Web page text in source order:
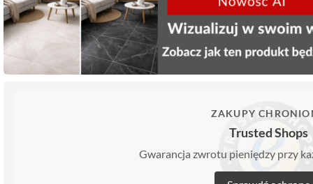
ZAKUPY
Trusted Shops
Gwarancja zwrotu pieniędzy przy